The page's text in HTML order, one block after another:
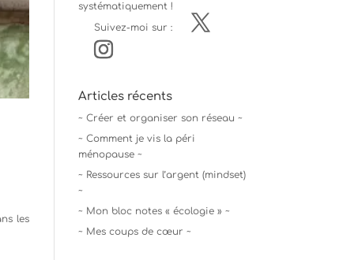
les
systématiquement !
Suivez-moi sur :
Articles récents
~ Créer et organiser son réseau ~
~ Comment je vis la péri
ménopause ~
~ Ressources sur l’argent (mindset)
~
~ Mon bloc notes « écologie » ~
~ Mes coups de cœur ~